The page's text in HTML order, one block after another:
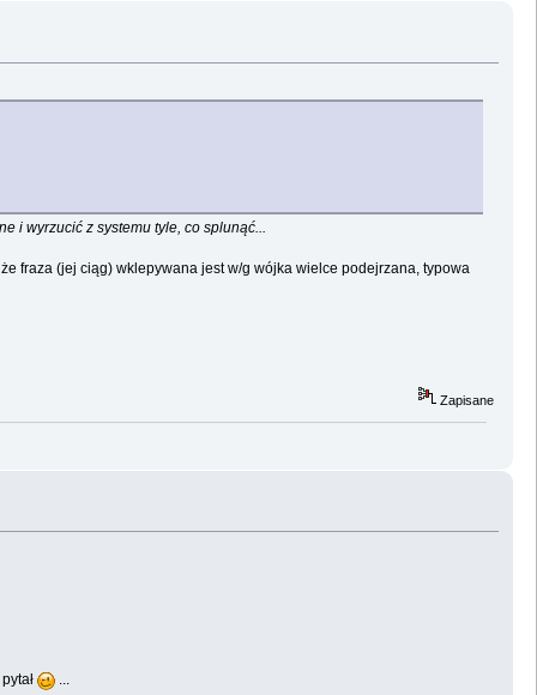
i wyrzucić z systemu tyle, co splunąć...
fraza (jej ciąg) wklepywana jest w/g wójka wielce podejrzana, typowa
Zapisane
...